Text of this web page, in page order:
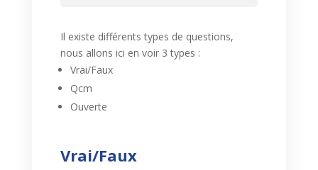
Il existe différents types de questions,
nous allons ici en voir 3 types :
Vrai/Faux
Qcm
Ouverte
Vrai/Faux